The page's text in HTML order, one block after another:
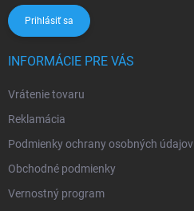
Prihlásiť sa
INFORMÁCIE PRE VÁS
Vrátenie tovaru
Reklamácia
Podmienky ochrany osobných údajov
Obchodné podmienky
Vernostný program